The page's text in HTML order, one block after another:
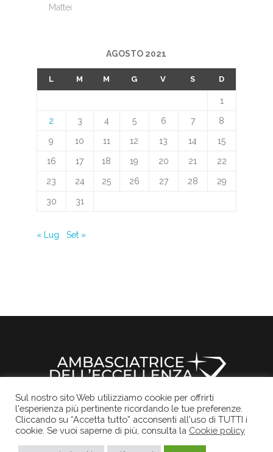
Mattei
AGOSTO 2021
L M M G V S D
1
2 3 4 5 6 7 8
9 10 11 12 13 14 15
16 17 18 19 20 21 22
23 24 25 26 27 28 29
30 31
« Lug Set »
Il sito ufficiale della Rocchetta Mattei
Informativa Privacy
Cookies Policy Credits
© 2017Rocchetta Mattei, Tutti i diritti sono
Sul nostro sito Web utilizziamo cookie per offrirti
l'esperienza più pertinente ricordando le tue preferenze.
Cliccando su “Accetta tutto” acconsenti all'uso di TUTTI i
cookie. Se vuoi saperne di più, consulta la Cookie policy